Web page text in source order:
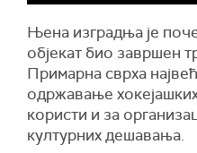
Њена изградња је
објекат био завршен
Примарна сврха
одржавање
користи и за
културних дешавања.